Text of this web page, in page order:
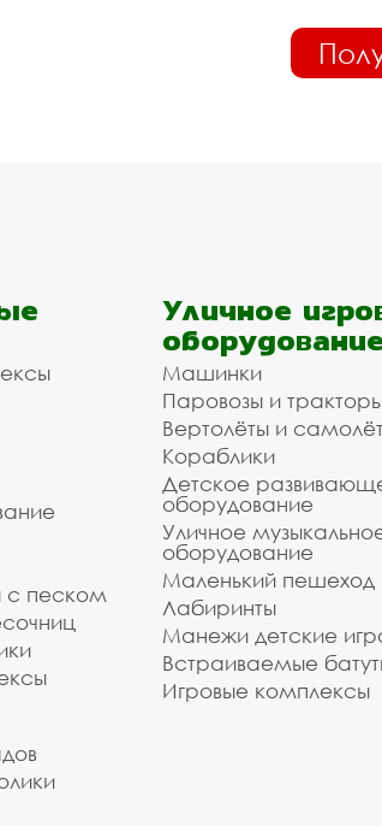
с песком
Уличное
оборудование
Машинки
Паровозы и
Вертолёты и
Кораблики
Детское
оборудование
Уличное
оборудование
Маленький пешеход
Лабиринты
Манежи детские
Встраиваемые
Игровые комплексы